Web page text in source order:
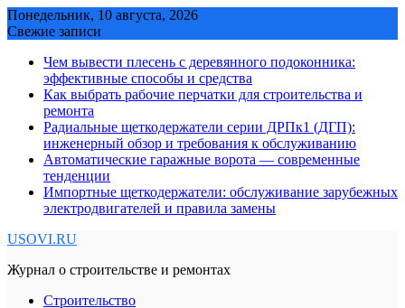
Skip
to
Понедельник, 10 августа, 2026
Свежие записи
Чем вывести плесень с деревянного подоконника:
эффективные способы и средства
Как выбрать рабочие перчатки для строительства и
ремонта
Радиальные щеткодержатели серии ДРПк1 (ДГП):
инженерный обзор и требования к обслуживанию
Автоматические гаражные ворота — современные
тенденции
Импортные щеткодержатели: обслуживание зарубежных
электродвигателей и правила замены
USOVI.RU
Журнал о строительстве и ремонтах
Строительство